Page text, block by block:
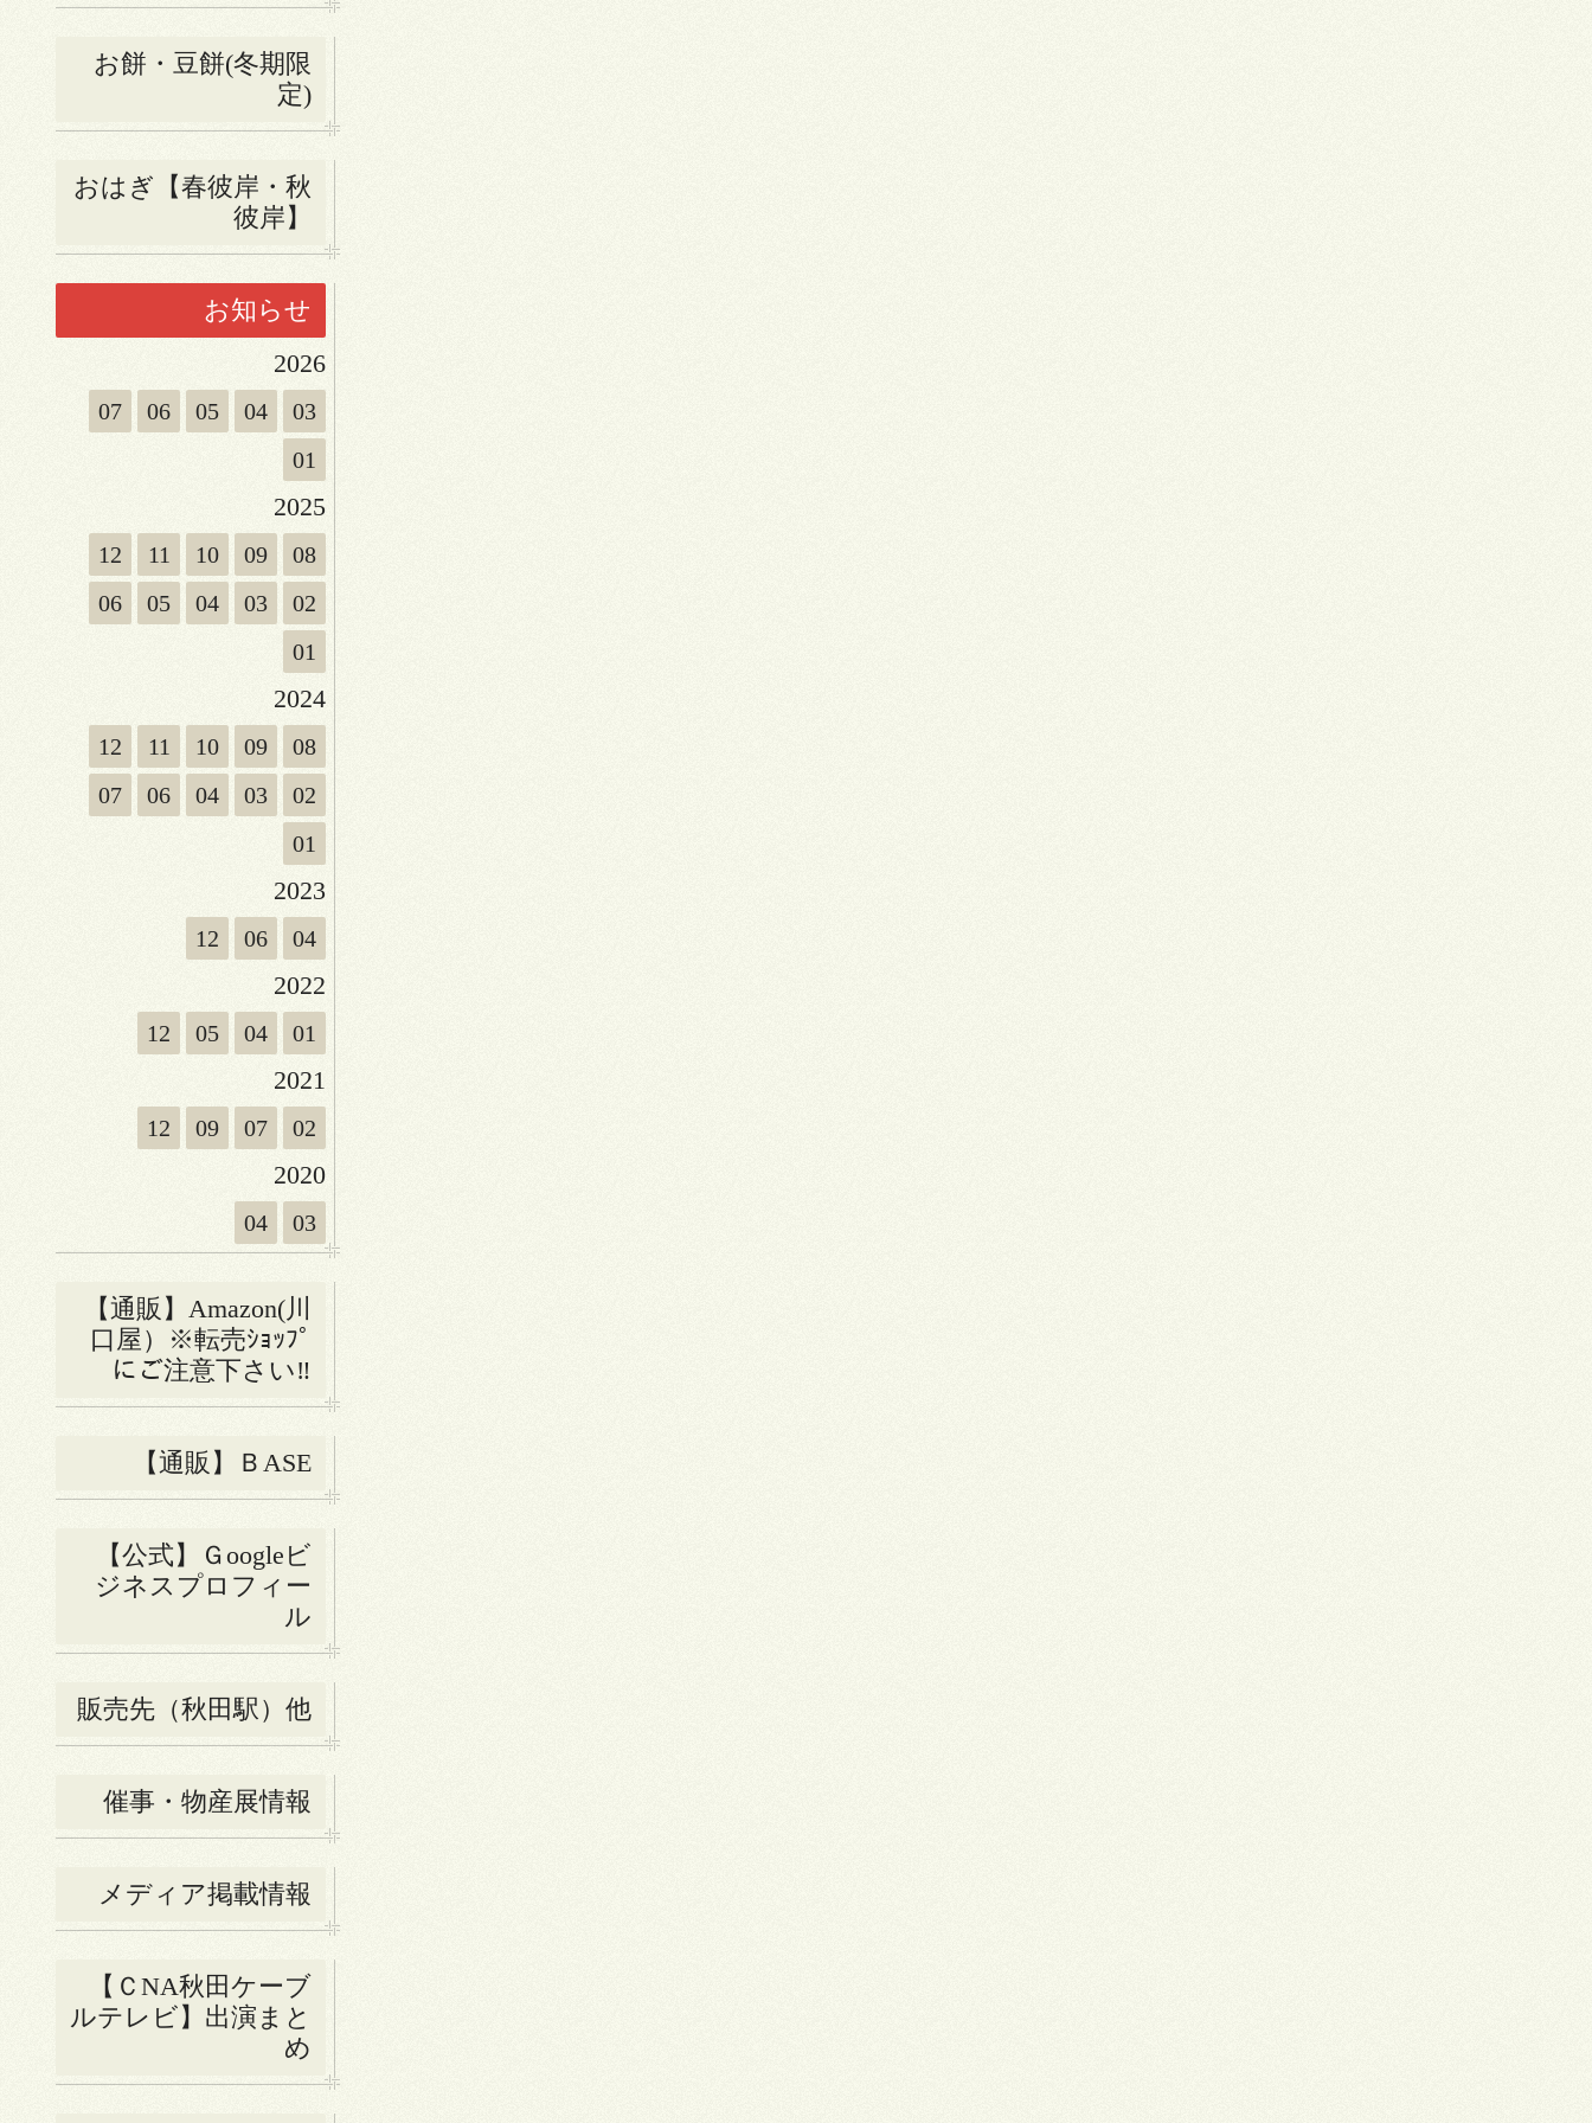
お餅・豆餅(冬期限
定)
おはぎ【春彼岸・秋
彼岸】
お知らせ
2026
07 06 05 04
03
01
2025
12 11 10 09
08
06
05 04 03
02
01
2024
12 11 10 09
08
07
06 04 03
02
01
2023
12 06 04
2022
12 05 04 01
2021
12 09 07 02
2020
04 03
【通販】Amazon(川
口屋）※転売ｼｮｯﾌﾟ
にご注意下さい‼
【通販】ＢASE
【公式】Ｇoogleビ
ジネスプロフィー
ル
販売先（秋田駅）他
催事・物産展情報
メディア掲載情報
【ＣNA秋田ケーブ
ルテレビ】出演まと
め